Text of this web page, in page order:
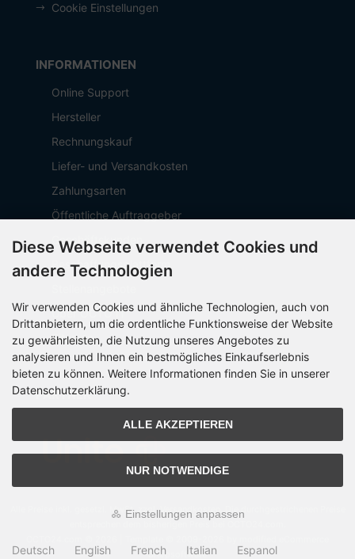
Cookie Einstellungen
INFORMATIONEN
Online Support
Hersteller
Rechnungskauf
Liefer- und Versandkosten
Zahlungsarten
Öffentliche Auftraggeber
Geschäftskunden
Beschaffungsplattform
Über OCTO IT
Sitemap
PARTNER
Alle Preise inkl. gesetzl. MwSt. zzgl.Versandkosten
Shopsoftware
Diese Webseite verwendet Cookies und
andere Technologien
Wir verwenden Cookies und ähnliche Technologien, auch von
Drittanbietern, um die ordentliche Funktionsweise der Website
zu gewährleisten, die Nutzung unseres Angebotes zu
analysieren und Ihnen ein bestmögliches Einkaufserlebnis
bieten zu können. Weitere Informationen finden Sie in unserer
Datenschutzerklärung.
ALLE AKZEPTIEREN
NUR NOTWENDIGE
Einstellungen anpassen
Deutsch English French Italian Espanol